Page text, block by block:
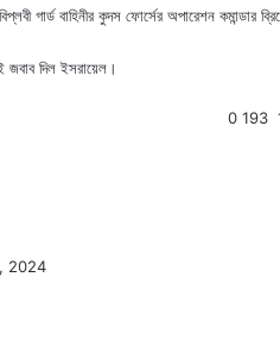
গার্ড বাহিনীর কুদস ফোর্সের অপারেশন কমান্ডার
জবাব দিল ইসরায়েল।
2024
0 193